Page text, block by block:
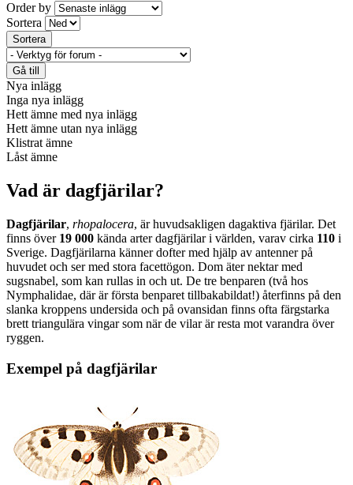
Order by
Sortera
Nya inlägg
Inga nya inlägg
Hett ämne med nya inlägg
Hett ämne utan nya inlägg
Klistrat ämne
Låst ämne
Vad är dagfjärilar?
Dagfjärilar, rhopalocera, är huvudsakligen dagaktiva fjärilar. Det
finns över 19 000 kända arter dagfjärilar i världen, varav cirka 110 i
Sverige. Dagfjärilarna känner dofter med hjälp av antenner på
huvudet och ser med stora facettögon. Dom äter nektar med
sugsnabel, som kan rullas in och ut. De tre benparen (två hos
Nymphalidae, där är första benparet tillbakabildat!) återfinns på den
slanka kroppens undersida och på ovansidan finns ofta färgstarka
brett triangulära vingar som när de vilar är resta mot varandra över
ryggen.
Exempel på dagfjärilar